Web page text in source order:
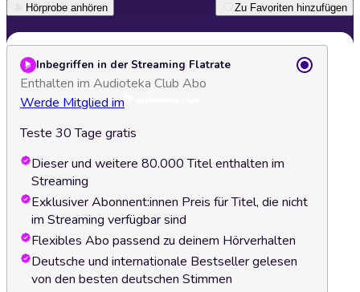
Hörprobe anhören Zu Favoriten hinzufügen
Inbegriffen in der Streaming Flatrate
Enthalten im Audioteka Club Abo
Werde Mitglied im
Teste 30 Tage gratis
Dieser und weitere 80.000 Titel enthalten im
Streaming
Exklusiver Abonnent:innen Preis für Titel, die nicht
im Streaming verfügbar sind
Flexibles Abo passend zu deinem Hörverhalten
Deutsche und internationale Bestseller gelesen
von den besten deutschen Stimmen